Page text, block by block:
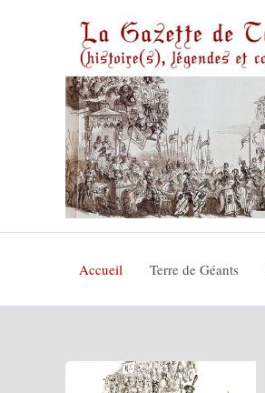
Accueil Terre de Géants